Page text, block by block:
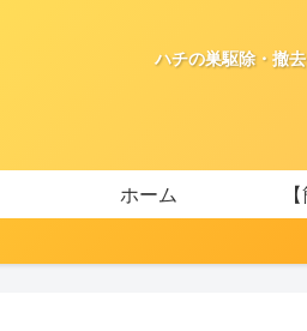
ハチの巣駆除・撤
ホーム